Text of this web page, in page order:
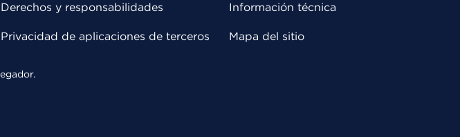
Derechos y responsabilidades
Privacidad de aplicaciones de terceros
Información técnica
Mapa del sitio